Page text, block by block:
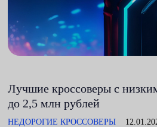
Лучшие кроссоверы с
до 2,5 млн рублей
НЕДОРОГИЕ КРОССОВЕРЫ